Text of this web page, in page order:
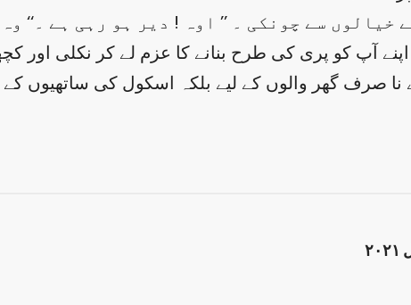
خیالوں سے چونکی ۔ ’’ اوہ ! دیر ہو رہی ہے ۔‘‘
آپ کو پری کی طرح بنانے کا عزم لے کر نکلی اور
صرف گھر والوں کے لیے بلکہ اسکول کی ساتھیوں کے